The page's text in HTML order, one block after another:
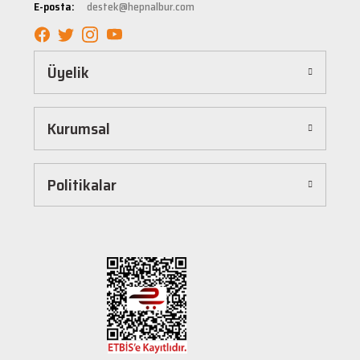
sağlayacak şekilde tasarlanmıştır. Böylece uzun vadeli kullanım ve yüksek performans
Kolay ve Hızlı Alışveriş Deneyimi
Hepnalbur.com, kullanıcı dostu arayüzü sayesinde alışverişi keyifli bir deneyime
dönüştürür. Ürünleri kategorilere göre sıralayabilir, arama kutusunu kullanarak
istediğiniz ürünü anında bulabilirsiniz. Ayrıca ürün sayfalarımızda detaylı açıklamalar ve
ürün özellikleri yer alır, böylece tercih etmek istediğiniz ürün hakkında tüm bilgilere
kolayca ulaşabilirsiniz. Tek tıkla sepetinize ekleyebilir, güvenli ödeme yöntemlerimizle
hızlıca siparişinizi tamamlayabilirsiniz.
Hızlı Kargo ve Güvenilir Teslimat
Hepnalbur.com olarak müşterilerimize en hızlı şekilde ürünlerini ulaştırmak için özenle
Müşteri Destek Hattı ile İletişim
Herhangi bir soru, öneri veya şikayetiniz için müşteri destek ekibimiz her zaman
hizmetinizdedir. İletişim sayfamız üzerinden bize ulaşabilir veya canlı destek
hattımızdan anında yardım alabilirsiniz. Siz değerli müşterilerimizin memnuniyeti, en
E-posta: destek@hepnalbur.com
Üyelik
Kurumsal
Politikalar